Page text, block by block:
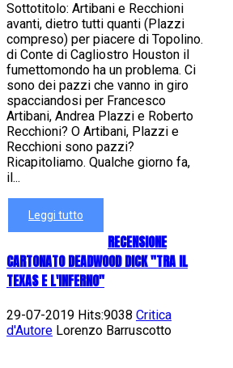
Sottotitolo: Artibani e Recchioni
avanti, dietro tutti quanti (Plazzi
compreso) per piacere di Topolino.
di Conte di Cagliostro Houston il
fumettomondo ha un problema. Ci
sono dei pazzi che vanno in giro
spacciandosi per Francesco
Artibani, Andrea Plazzi e Roberto
Recchioni? O Artibani, Plazzi e
Recchioni sono pazzi?
Ricapitoliamo. Qualche giorno fa,
il...
Leggi tutto
RECENSIONE
CARTONATO DEADWOOD DICK "TRA IL
TEXAS E L'INFERNO"
29-07-2019 Hits:9038 Critica
d'Autore Lorenzo Barruscotto